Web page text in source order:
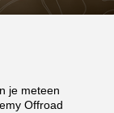
je meteen
Offroad